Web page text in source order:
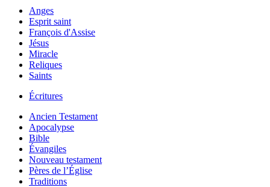
Anges
Esprit saint
François d'Assise
Jésus
Miracle
Reliques
Saints
Écritures
Ancien Testament
Apocalypse
Bible
Évangiles
Nouveau testament
Pères de l’Église
Traditions